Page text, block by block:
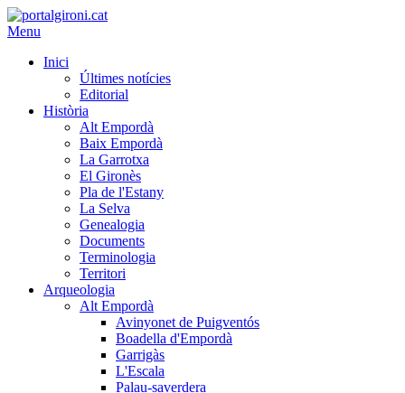
Menu
Inici
Últimes notícies
Editorial
Història
Alt Empordà
Baix Empordà
La Garrotxa
El Gironès
Pla de l'Estany
La Selva
Genealogia
Documents
Terminologia
Territori
Arqueologia
Alt Empordà
Avinyonet de Puigventós
Boadella d'Empordà
Garrigàs
L'Escala
Palau-saverdera